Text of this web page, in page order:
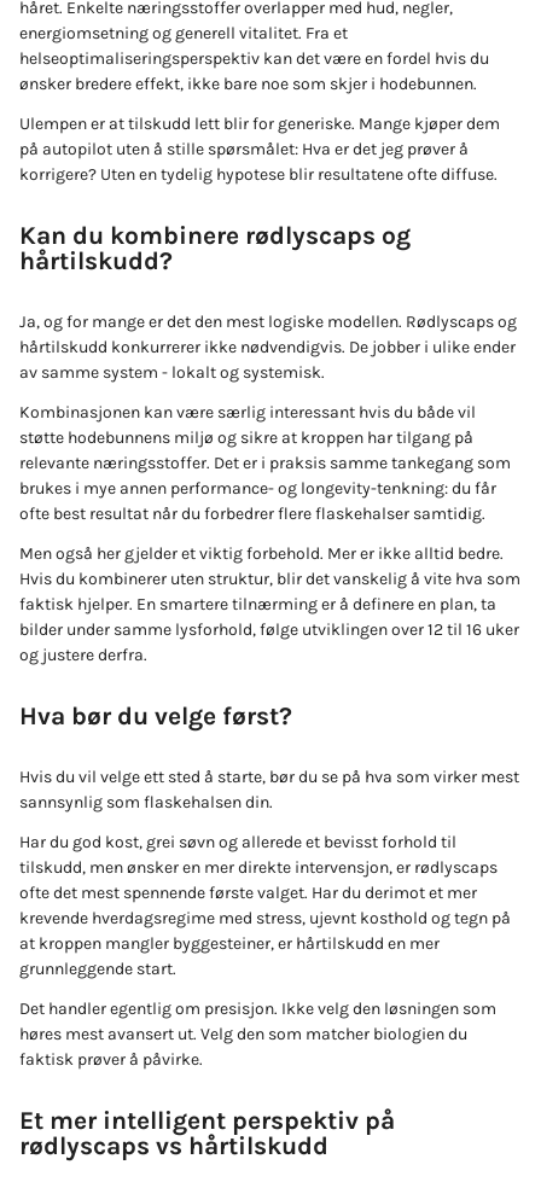
håret. Enkelte næringsstoffer overlapper med hud, negler,
energiomsetning og generell vitalitet. Fra et
helseoptimaliseringsperspektiv kan det være en fordel hvis du
ønsker bredere effekt, ikke bare noe som skjer i hodebunnen.
Ulempen er at tilskudd lett blir for generiske. Mange kjøper dem
på autopilot uten å stille spørsmålet: Hva er det jeg prøver å
korrigere? Uten en tydelig hypotese blir resultatene ofte diffuse.
Kan du kombinere rødlyscaps og
hårtilskudd?
Ja, og for mange er det den mest logiske modellen. Rødlyscaps og
hårtilskudd konkurrerer ikke nødvendigvis. De jobber i ulike ender
av samme system - lokalt og systemisk.
Kombinasjonen kan være særlig interessant hvis du både vil
støtte hodebunnens miljø og sikre at kroppen har tilgang på
relevante næringsstoffer. Det er i praksis samme tankegang som
brukes i mye annen performance- og longevity-tenkning: du får
ofte best resultat når du forbedrer flere flaskehalser samtidig.
Men også her gjelder et viktig forbehold. Mer er ikke alltid bedre.
Hvis du kombinerer uten struktur, blir det vanskelig å vite hva som
faktisk hjelper. En smartere tilnærming er å definere en plan, ta
bilder under samme lysforhold, følge utviklingen over 12 til 16 uker
og justere derfra.
Hva bør du velge først?
Hvis du vil velge ett sted å starte, bør du se på hva som virker mest
sannsynlig som flaskehalsen din.
Har du god kost, grei søvn og allerede et bevisst forhold til
tilskudd, men ønsker en mer direkte intervensjon, er rødlyscaps
ofte det mest spennende første valget. Har du derimot et mer
krevende hverdagsregime med stress, ujevnt kosthold og tegn på
at kroppen mangler byggesteiner, er hårtilskudd en mer
grunnleggende start.
Det handler egentlig om presisjon. Ikke velg den løsningen som
høres mest avansert ut. Velg den som matcher biologien du
faktisk prøver å påvirke.
Et mer intelligent perspektiv på
rødlyscaps vs hårtilskudd